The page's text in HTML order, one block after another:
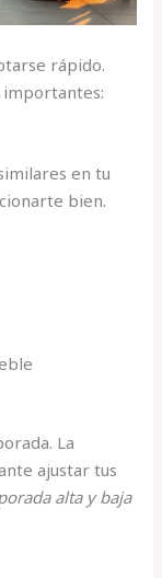
rápido.
importantes:
en tu
bien.
La
ajustar tus
alta y baja